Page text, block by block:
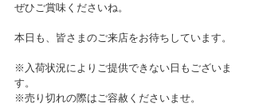
ぜひご賞味くださいね。
本日も、皆さまのご来店をお待ちしています。
※入荷状況によりご提供できない日もございま
す。
※売り切れの際はご容赦くださいませ。